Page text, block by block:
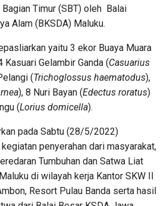
Timur (SBT) oleh Balai
Alam (BKSDA) Maluku.
yaitu 3 ekor Buaya Muara
Kasuari Gelambir Ganda (Casuarius
(Trichoglossus haematodus),
), 8 Nuri Bayan (Edectus roratus)
(Lorius domicella).
pada Sabtu (28/5/2022)
penyerahan dari masyarakat,
Tumbuhan dan Satwa Liat
di wilayah kerja Kantor SKW II
Resort Pulau Banda serta hasil